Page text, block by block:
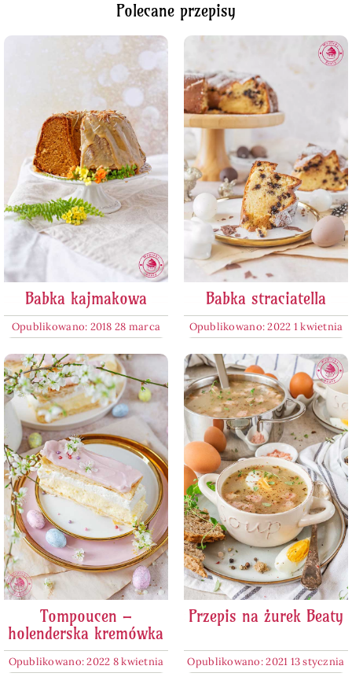
Polecane przepisy
Babka kajmakowa
Opublikowano: 2018 28 marca
Babka straciatella
Opublikowano: 2022 1 kwietnia
Tompoucen –
holenderska kremówka
Opublikowano: 2022 8 kwietnia
Przepis na żurek Beaty
Opublikowano: 2021 13 stycznia